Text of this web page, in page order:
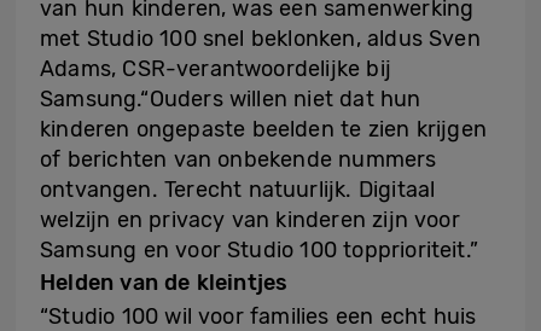
van hun kinderen, was een samenwerking
met Studio 100 snel beklonken, aldus Sven
Adams, CSR-verantwoordelijke bij
Samsung.“Ouders willen niet dat hun
kinderen ongepaste beelden te zien krijgen
of berichten van onbekende nummers
ontvangen. Terecht natuurlijk. Digitaal
welzijn en privacy van kinderen zijn voor
Samsung en voor Studio 100 topprioriteit.”
Helden van de kleintjes
“Studio 100 wil voor families een echt huis